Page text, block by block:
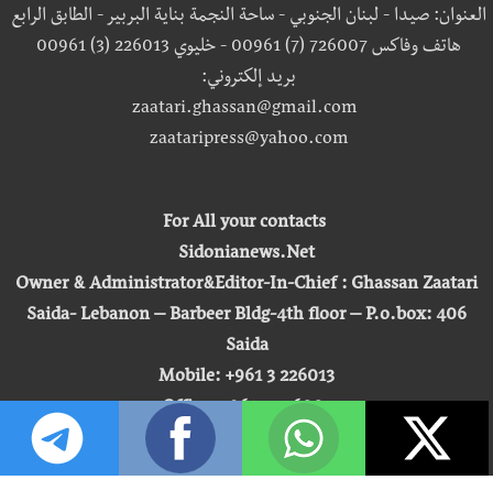
العنوان: صيدا - لبنان الجنوبي - ساحة النجمة بناية البربير - الطابق الرابع
هاتف وفاكس 726007 (7) 00961 - خليوي 226013 (3) 00961
بريد إلكتروني:
zaatari.ghassan@gmail.com
zaataripress@yahoo.com
For All your contacts
Sidonianews.Net
Owner & Administrator&Editor-In-Chief : Ghassan Zaatari
Saida- Lebanon – Barbeer Bldg-4th floor – P.o.box: 406
Saida
Mobile: +961 3 226013
Office: +961 7 726007
Email:
zaatari.ghassan@gmail.com